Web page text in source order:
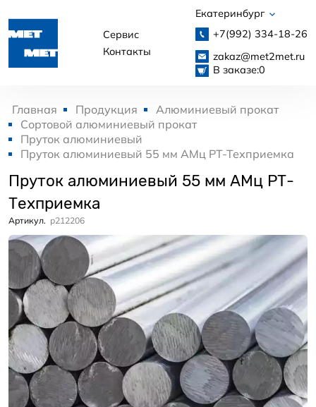
Сервис
Контакты
Екатеринбург
+7(992) 334-18-26
zakaz@met2met.ru
В заказе:0
Главная Продукция
Алюминиевый прокат
Сортовой алюминиевый прокат
Пруток алюминиевый
Пруток алюминиевый 55 мм АМц РТ-Техприемка
Пруток алюминиевый 55 мм АМц РТ-
Техприемка
Артикул. p212206